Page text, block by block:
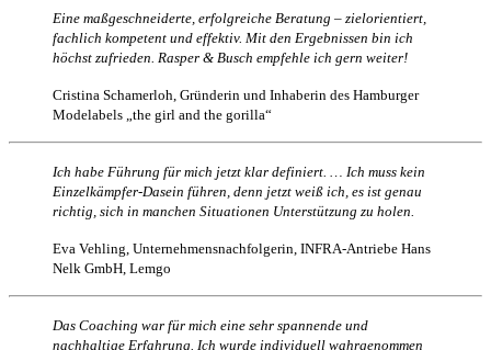
Eine maßgeschneiderte, erfolgreiche Beratung – zielorientiert,
fachlich kompetent und effektiv. Mit den Ergebnissen bin ich
höchst zufrieden. Rasper & Busch empfehle ich gern weiter!
Cristina Schamerloh, Gründerin und Inhaberin des Hamburger
Modelabels „the girl and the gorilla“
Ich habe Führung für mich jetzt klar definiert. … Ich muss kein
Einzelkämpfer-Dasein führen, denn jetzt weiß ich, es ist genau
richtig, sich in manchen Situationen Unterstützung zu holen.
Eva Vehling, Unternehmensnachfolgerin, INFRA-Antriebe Hans
Nelk GmbH, Lemgo
Das Coaching war für mich eine sehr spannende und
nachhaltige Erfahrung. Ich wurde individuell wahrgenommen